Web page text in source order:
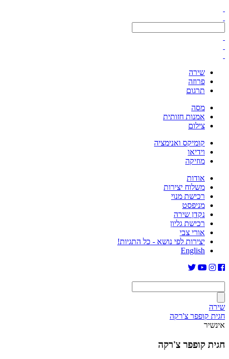
שירה
פרוזה
תרגום
מסה
אמנות חזותית
צילום
קומיקס ואנימציה
וידיאו
מוזיקה
אודות
משלוח יצירות
רכישת מנוי
מניפסט
נקדן שירה
רכישת גליון
אורי צבי
יצירות לפי נושא - כל התגיות!
English
שירה
חגית קופפר צ'רקה
אינשיר
חגית קופפר צ'רקה